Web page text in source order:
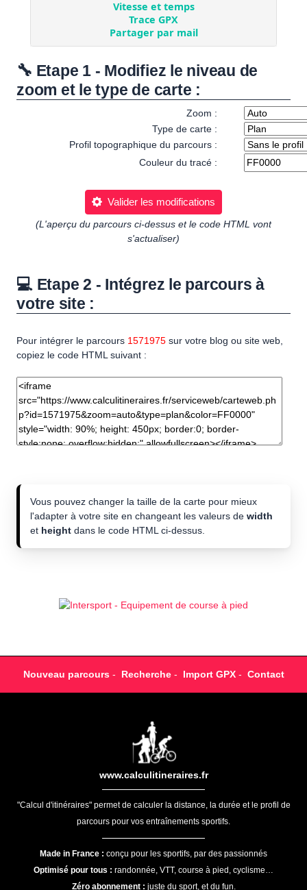
🔧 Etape 1 - Modifiez le niveau de
zoom et le type de carte :
Zoom :
Type de carte :
Profil topographique du parcours :
Couleur du tracé :
Valider les modifications
(L'aperçu du parcours ci-dessus et le code HTML vont
s'actualiser)
💻 Etape 2 - Intégrez le parcours à
votre site :
Pour intégrer le parcours 1571975 sur votre blog ou site web,
copiez le code HTML suivant :
Vous pouvez changer la taille de la carte pour mieux
l'adapter à votre site en changeant les valeurs de width
et height dans le code HTML ci-dessus.
Nouveau parcours- Recherche- Import GPX- Contact
www.calculitineraires.fr
"Calcul d'itinéraires" permet de calculer la distance, la durée et le profil de
parcours pour vos entraînements sportifs.
Made in France : conçu pour les sportifs, par des passionnés
Optimisé pour tous : randonnée, VTT, course à pied, cyclisme…
Zéro abonnement : juste du sport, et du fun.